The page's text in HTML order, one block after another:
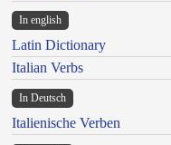
In english
Latin Dictionary
Italian Verbs
In Deutsch
Italienische Verben